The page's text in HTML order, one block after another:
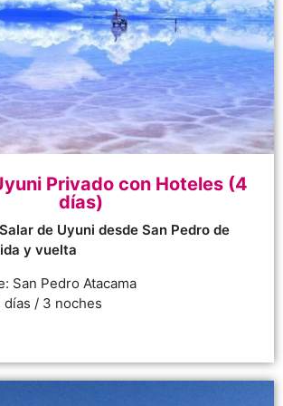
Privado con Hoteles (4
días)
de Uyuni desde San Pedro de
y vuelta
San Pedro Atacama
días / 3 noches